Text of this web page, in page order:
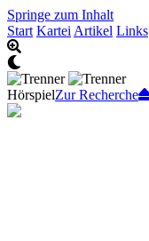
Springe zum Inhalt
Start Kartei Artikel Links
HörspielZur Recherche